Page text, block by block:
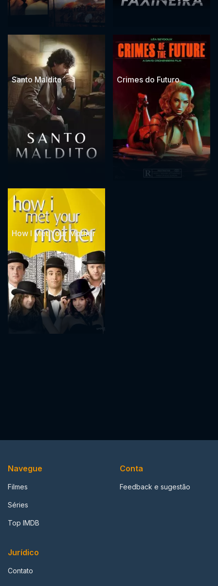
Santo Maldito Crimes do Futuro
How I Met Your Mother
Navegue
Filmes
Séries
Top IMDB
Conta
Feedback e sugestão
Jurídico
Contato